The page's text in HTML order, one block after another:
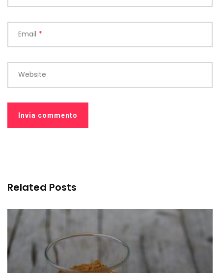
Email *
Website
Related Posts